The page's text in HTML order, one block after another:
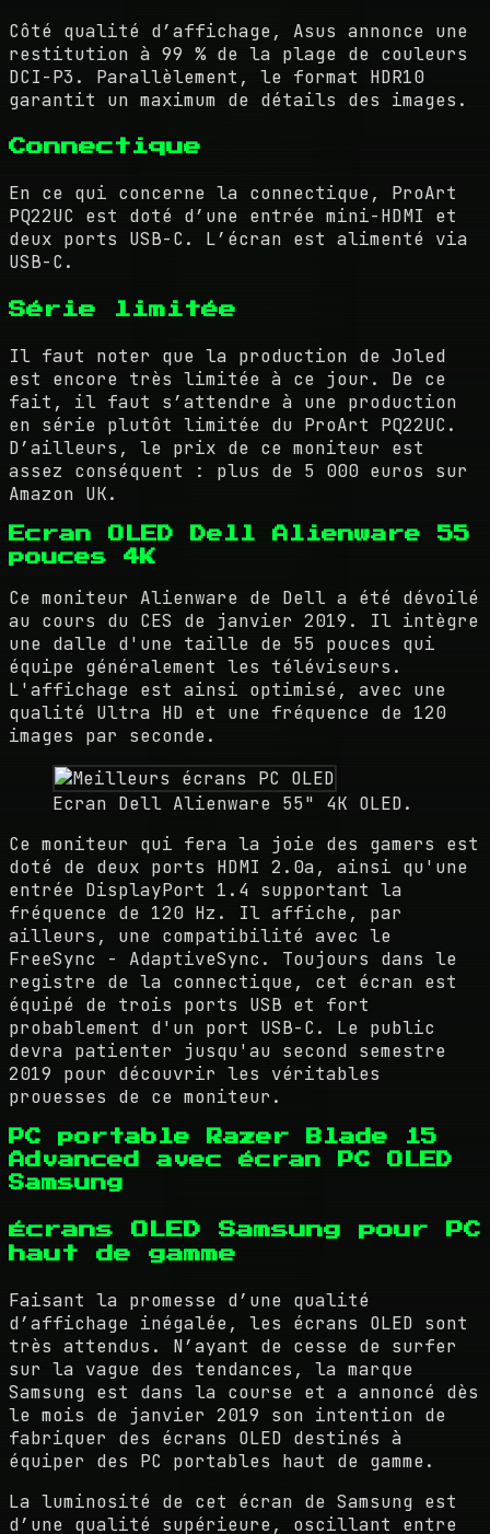
Côté qualité d’affichage, Asus annonce une
restitution à 99 % de la plage de couleurs
DCI-P3. Parallèlement, le format HDR10
garantit un maximum de détails des images.
Connectique
En ce qui concerne la connectique, ProArt
PQ22UC est doté d’une entrée mini-HDMI et
deux ports USB-C. L’écran est alimenté via
USB-C.
Série limitée
Il faut noter que la production de Joled
est encore très limitée à ce jour. De ce
fait, il faut s’attendre à une production
en série plutôt limitée du ProArt PQ22UC.
D’ailleurs, le prix de ce moniteur est
assez conséquent : plus de 5 000 euros sur
Amazon UK.
Ecran OLED Dell Alienware 55
pouces 4K
Ce moniteur Alienware de Dell a été dévoilé
au cours du CES de janvier 2019. Il intègre
une dalle d'une taille de 55 pouces qui
équipe généralement les téléviseurs.
L'affichage est ainsi optimisé, avec une
qualité Ultra HD et une fréquence de 120
images par seconde.
Ecran Dell Alienware 55" 4K OLED.
Ce moniteur qui fera la joie des gamers est
doté de deux ports HDMI 2.0a, ainsi qu'une
entrée DisplayPort 1.4 supportant la
fréquence de 120 Hz. Il affiche, par
ailleurs, une compatibilité avec le
FreeSync - AdaptiveSync. Toujours dans le
registre de la connectique, cet écran est
équipé de trois ports USB et fort
probablement d'un port USB-C. Le public
devra patienter jusqu'au second semestre
2019 pour découvrir les véritables
prouesses de ce moniteur.
PC portable Razer Blade 15
Advanced avec écran PC OLED
Samsung
Écrans OLED Samsung pour PC
haut de gamme
Faisant la promesse d’une qualité
d’affichage inégalée, les écrans OLED sont
très attendus. N’ayant de cesse de surfer
sur la vague des tendances, la marque
Samsung est dans la course et a annoncé dès
le mois de janvier 2019 son intention de
fabriquer des écrans OLED destinés à
équiper des PC portables haut de gamme.
La luminosité de cet écran de Samsung est
d’une qualité supérieure, oscillant entre